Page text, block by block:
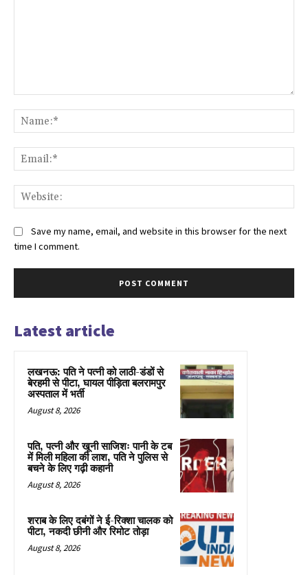
Save my name, email, and website in this browser for the next
time I comment.
Latest article
लखनऊ: पति ने पत्नी को लाठी-डंडों से
बेरहमी से पीटा, घायल पीड़िता बलरामपुर
अस्पताल में भर्ती
August 8, 2026
पति, पत्नी और खूनी साजिशः पानी के टब
में मिली महिला की लाश, पति ने पुलिस से
बचने के लिए गढ़ी कहानी
August 8, 2026
शराब के लिए दबंगों ने ई-रिक्शा चालक को
पीटा, नकदी छीनी और रिमोट तोड़ा
August 8, 2026